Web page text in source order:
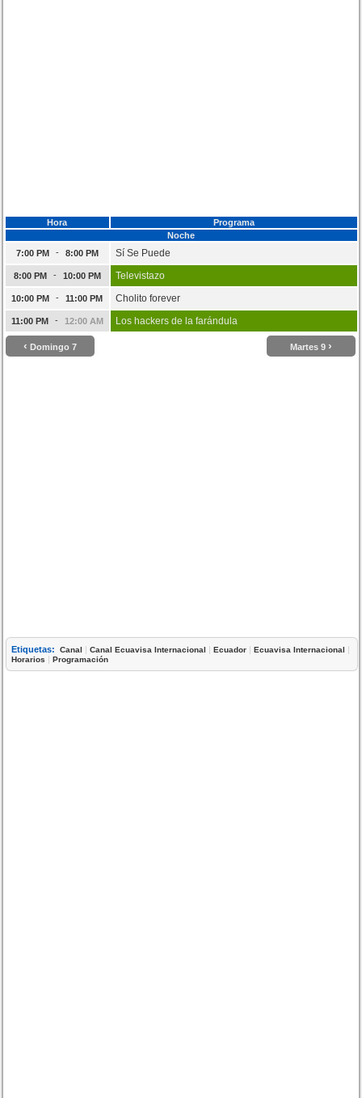
Hora
Programa
Noche
7:00 PM
- 8:00 PM Sí Se Puede
8:00 PM - 10:00 PM Televistazo
10:00 PM - 11:00 PM Cholito forever
11:00 PM - 12:00 AM Los hackers de la farándula
‹ Domingo 7 Martes 9 ›
Etiquetas: Canal |Canal Ecuavisa Internacional |Ecuador |Ecuavisa Internacional |
Horarios |Programación